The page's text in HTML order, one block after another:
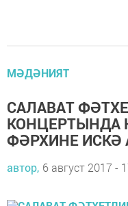
МӘДӘНИЯТ
САЛАВАТ
КОНЦЕРТЫНДА
ФӘРХИНЕ ИСКӘ
автор, 6 август 2017 -